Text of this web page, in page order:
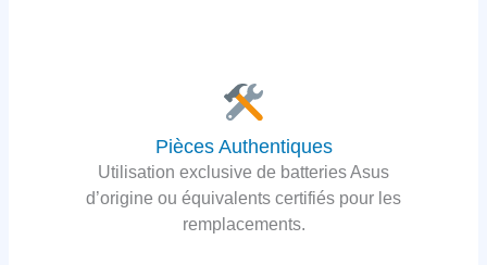
Pièces Authentiques
Utilisation exclusive de batteries Asus
d’origine ou équivalents certifiés pour les
remplacements.